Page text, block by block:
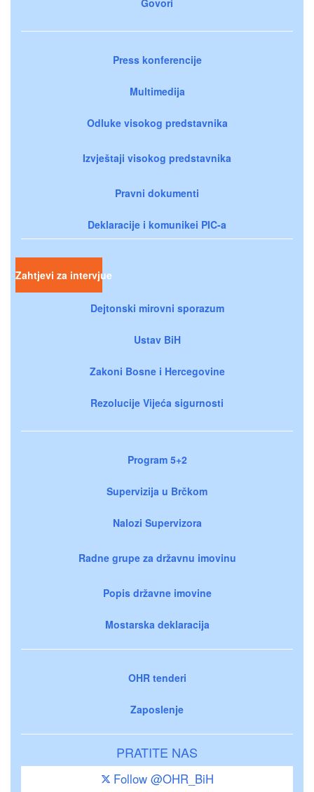
Press konferencije
Multimedija
Odluke visokog predstavnika
Izvještaji visokog predstavnika
Pravni dokumenti
Deklaracije i komunikei PIC-a
Zahtjevi za intervjue
Dejtonski mirovni sporazum
Ustav BiH
Zakoni Bosne i Hercegovine
Rezolucije Vijeća sigurnosti
Program 5+2
Supervizija u Brčkom
Nalozi Supervizora
Radne grupe za državnu imovinu
Popis državne imovine
Mostarska deklaracija
OHR tenderi
Zaposlenje
PRATITE NAS
Follow @OHR_BiH